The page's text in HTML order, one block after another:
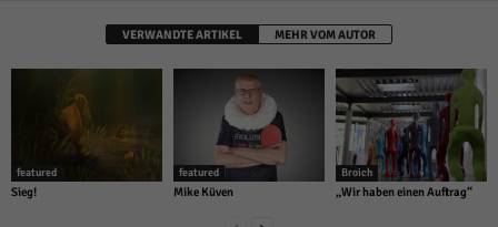
VERWANDTE ARTIKEL MEHR VOM AUTOR
featured
Sieg!
featured
Mike Küven
Broich
„Wir haben einen Auftrag“